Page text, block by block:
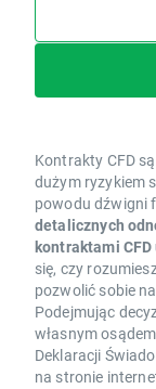
Kontrakty CFD
dużym ryzykiem
powodu dźwigni
detalicznych
kontraktami
się, czy
pozwolić sobie
Podejmując
własnym
Deklaracji
na stronie